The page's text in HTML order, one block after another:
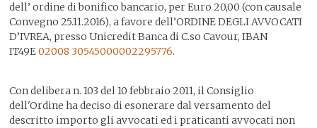
dell’ ordine di bonifico bancario, per Euro 20,00 (con causale
Convegno 25.11.2016), a favore dell’ORDINE DEGLI AVVOCATI
D’IVREA, presso Unicredit Banca di C.so Cavour, IBAN
IT49E02008 30545000002295776.
Con delibera n. 103 del 10 febbraio 2011, il Consiglio
dell'Ordine ha deciso di esonerare dal versamento del
descritto importo gli avvocati ed i praticanti avvocati non